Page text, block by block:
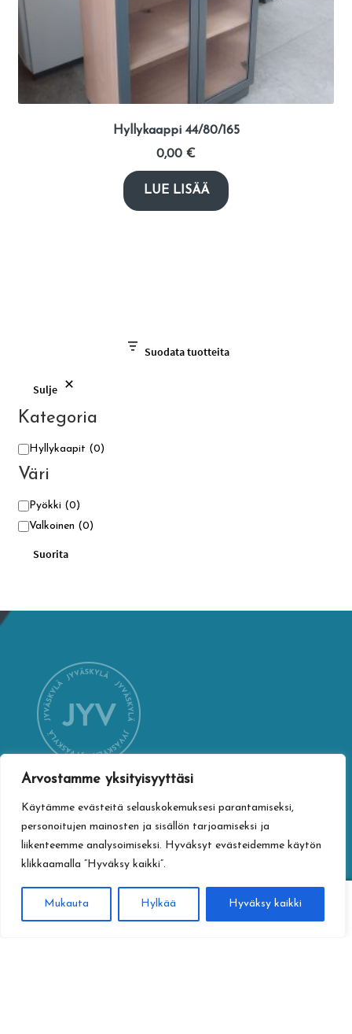
Arvostamme yksityisyyttäsi
Käytämme evästeitä selauskokemuksesi parantamiseksi,
personoitujen mainosten ja sisällön tarjoamiseksi ja
liikenteemme analysoimiseksi. Hyväksyt evästeidemme käytön
klikkaamalla ”Hyväksy kaikki”.
Mukauta Hylkää Hyväksy kaikki
Hyllykaappi 44/80/165
0,00 €
LUE LISÄÄ
Suodata tuotteita
Sulje
Kategoria
Kategoria
Hyllykaapit (0)
Väri
VäriPyökki (0)
Valkoinen (0)
Suorita
YHTEYSTIEDOT
Jyväskylän kaupungin verkkokauppa
Vapaudenkatu 32
jyvaskylan.verkkokauppa@jyvaskyla.fi
Etsi:
Haku
0